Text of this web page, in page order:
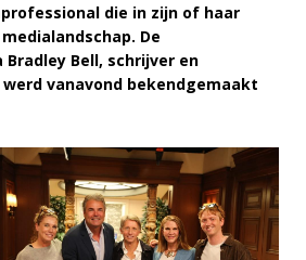
die in zijn of haar
De
Bell, schrijver en
werd vanavond bekendgemaakt